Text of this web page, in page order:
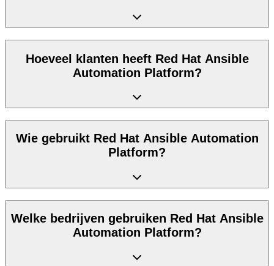
Hoeveel klanten heeft Red Hat Ansible
Automation Platform?
Wie gebruikt Red Hat Ansible Automation
Platform?
Welke bedrijven gebruiken Red Hat Ansible
Automation Platform?